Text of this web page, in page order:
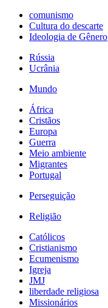
comunismo
Cultura do descarte
Ideologia de Gênero
Rússia
Ucrânia
Mundo
África
Cristãos
Europa
Guerra
Meio ambiente
Migrantes
Portugal
Perseguição
Religião
Católicos
Cristianismo
Ecumenismo
Igreja
JMJ
liberdade religiosa
Missionários